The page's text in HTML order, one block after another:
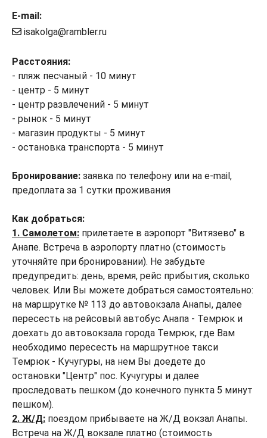
E-mail:
isakolga@rambler.ru
Расстояния:
- пляж песчаный - 10 минут
- центр - 5 минут
- центр развлечений - 5 минут
- рынок - 5 минут
- магазин продукты - 5 минут
- остановка транспорта - 5 минут
Бронирование: заявка по телефону или на e-mail,
предоплата за 1 сутки проживания
Как добраться:
1. Самолетом: прилетаете в аэропорт "Витязево" в
Анапе. Встреча в аэропорту платно (стоимость
уточняйте при бронировании). Не забудьте
предупредить: день, время, рейс прибытия, сколько
человек. Или Вы можете добраться самостоятельно:
на маршрутке № 113 до автовокзала Анапы, далее
пересесть на рейсовый автобус Анапа - Темрюк и
доехать до автовокзала города Темрюк, где Вам
необходимо пересесть на маршрутное такси
Темрюк - Кучугуры, на нем Вы доедете до
остановки "Центр" пос. Кучугуры и далее
проследовать пешком (до конечного пункта 5 минут
пешком).
2. Ж/Д: поездом прибываете на Ж/Д вокзал Анапы.
Встреча на Ж/Д вокзале платно (стоимость